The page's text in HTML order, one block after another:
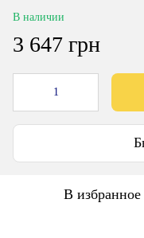
В наличии
3 647 грн
В избранное